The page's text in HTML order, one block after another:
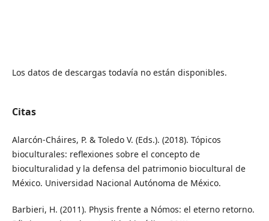
Los datos de descargas todavía no están disponibles.
Citas
Alarcón-Cháires, P. & Toledo V. (Eds.). (2018). Tópicos
bioculturales: reflexiones sobre el concepto de
bioculturalidad y la defensa del patrimonio biocultural de
México. Universidad Nacional Autónoma de México.
Barbieri, H. (2011). Physis frente a Nómos: el eterno retorno.